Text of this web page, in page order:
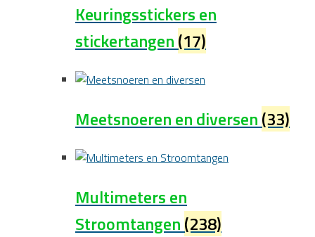
Keuringsstickers en
stickertangen(17)
Meetsnoeren en diversen(33)
Multimeters en
Stroomtangen(238)